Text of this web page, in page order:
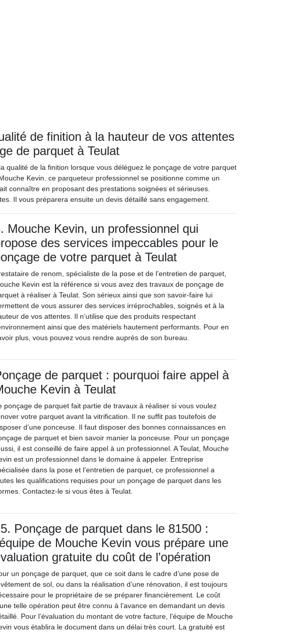
de finition à la hauteur de vos attentes
de parquet à Teulat
qualité de la finition lorsque vous déléguez le ponçage de votre parquet
Kevin. ce parqueteur professionnel se positionne comme un
connaître en proposant des prestations soignées et sérieuses.
Il vous préparera ensuite un devis détaillé sans engagement.
Mouche Kevin, un professionnel qui
des services impeccables pour le
de votre parquet à Teulat
de renom, spécialiste de la pose et de l’entretien de parquet,
Kevin est la référence si vous avez des travaux de ponçage de
à réaliser à Teulat. Son sérieux ainsi que son savoir-faire lui
de vous assurer des services irréprochables, soignés et à la
de vos attentes. Il n’utilise que des produits respectant
ainsi que des matériels hautement performants. Pour en
plus, vous pouvez vous rendre auprès de son bureau.
de parquet : pourquoi faire appel à
Kevin à Teulat
ponçage de parquet fait partie de travaux à réaliser si vous voulez
votre parquet avant la vitrification. Il ne suffit pas toutefois de
d’une ponceuse. Il faut disposer des bonnes connaissances en
de parquet et bien savoir manier la ponceuse. Pour un ponçage
il est conseillé de faire appel à un professionnel. A Teulat, Mouche
est un professionnel dans le domaine à appeler. Entreprise
dans la pose et l’entretien de parquet, ce professionnel a
les qualifications requises pour un ponçage de parquet dans les
Contactez-le si vous êtes à Teulat.
Ponçage de parquet dans le 81500 :
de Mouche Kevin vous prépare une
gratuite du coût de l’opération
un ponçage de parquet, que ce soit dans le cadre d’une pose de
de sol, ou dans la réalisation d’une rénovation, il est toujours
pour le propriétaire de se préparer financièrement. Le coût
telle opération peut être connu à l’avance en demandant un devis
Pour l’évaluation du montant de votre facture, l’équipe de Mouche
vous établira le document dans un délai très court. La gratuité est